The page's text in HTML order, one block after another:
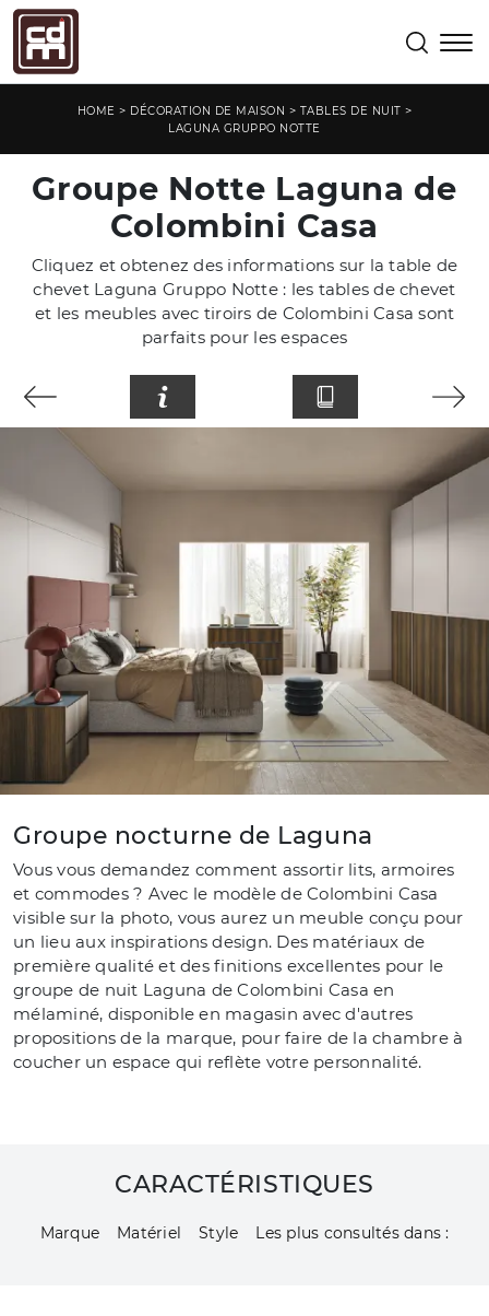
HOME > DÉCORATION DE MAISON > TABLES DE NUIT >
LAGUNA GRUPPO NOTTE
Groupe Notte Laguna de
Colombini Casa
Cliquez et obtenez des informations sur la table de
chevet Laguna Gruppo Notte : les tables de chevet
et les meubles avec tiroirs de Colombini Casa sont
parfaits pour les espaces
Groupe nocturne de Laguna
Vous vous demandez comment assortir lits, armoires
et commodes ? Avec le modèle de Colombini Casa
visible sur la photo, vous aurez un meuble conçu pour
un lieu aux inspirations design. Des matériaux de
première qualité et des finitions excellentes pour le
groupe de nuit Laguna de Colombini Casa en
mélaminé, disponible en magasin avec d'autres
propositions de la marque, pour faire de la chambre à
coucher un espace qui reflète votre personnalité.
CARACTÉRISTIQUES
Marque Matériel Style Les plus consultés dans :